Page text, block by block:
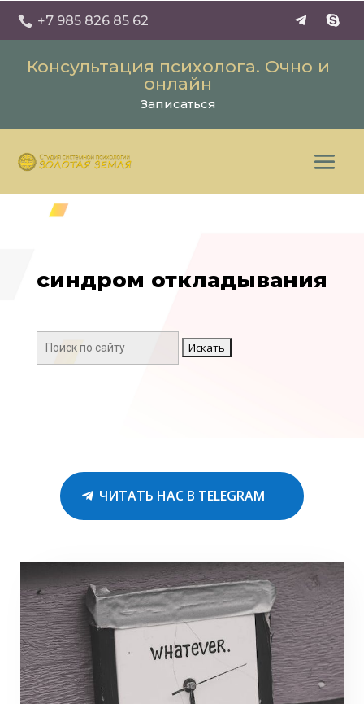
 +7 985 826 85 62
Консультация психолога. Очно и
онлайн
Записаться
синдром откладывания
Поиск:
ЧИТАТЬ НАС В TELEGRAM